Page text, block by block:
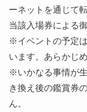
ーネットを通じて
当該入場券による
※イベントの予定
います。あらかじ
※いかなる事情が
き換え後の鑑賞券
ん。